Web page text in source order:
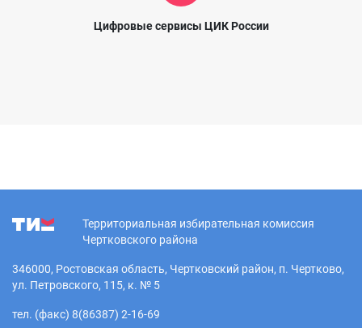
Цифровые сервисы ЦИК России
Территориальная избирательная комиссия
Чертковского района
346000, Ростовская область, Чертковский район, п. Чертково,
ул. Петровского, 115, к. № 5
тел. (факс) 8(86387) 2-16-69